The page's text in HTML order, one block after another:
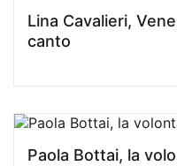
Lina Cavalieri,
canto
Paola Bottai, la